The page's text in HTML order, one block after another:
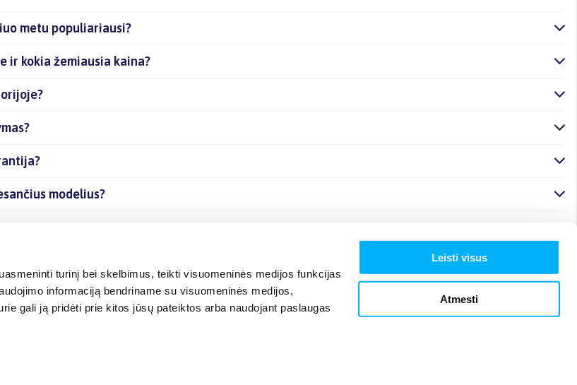
turinį bei skelbimus, teikti visuomeninės medijos funkcijas
informaciją bendriname su visuomeninės medijos,
gali ją pridėti prie kitos jūsų pateiktos arba naudojant paslaugas
Leisti visus
Atmesti
metu populiariausi?
ir kokia žemiausia kaina?
modelius?
internetu?